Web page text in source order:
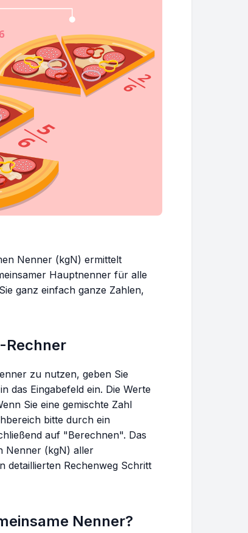
Nenner (kgN) ermittelt
Hauptnenner für alle
ganz einfach ganze Zahlen,
Rechner
zu nutzen, geben Sie
das Eingabefeld ein. Die Werte
Sie eine gemischte Zahl
bitte durch ein
auf "Berechnen". Das
Nenner (kgN) aller
detaillierten Rechenweg Schritt
Nenner?